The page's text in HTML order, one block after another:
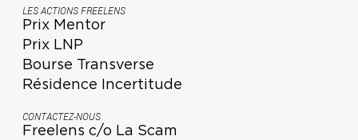
LES ACTIONS FREELENS
Prix Mentor
Prix LNP
Bourse Transverse
Résidence Incertitude
CONTACTEZ-NOUS
Freelens c/o La Scam